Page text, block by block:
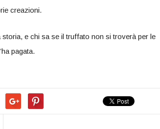
creazioni.
e chi sa se il truffato non si troverà per le
pagata.